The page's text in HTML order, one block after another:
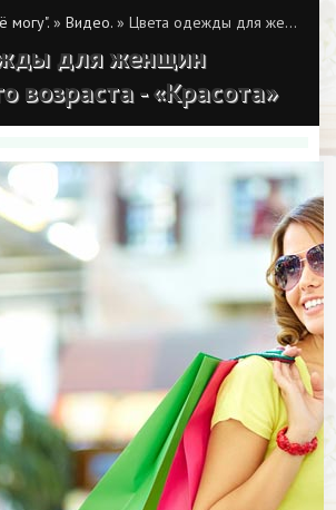
могу". » Видео. » Цвета одежды для женщин элегантного возраста - «Красота»
для женщин
возраста - «Красота»